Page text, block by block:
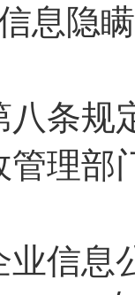
息隐
条规
管理
业信息